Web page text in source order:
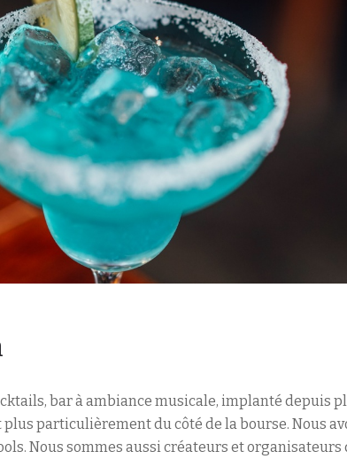
bar à ambiance musicale, implanté depuis
particulièrement du côté de la bourse. Nous
Nous sommes aussi créateurs et organisateurs